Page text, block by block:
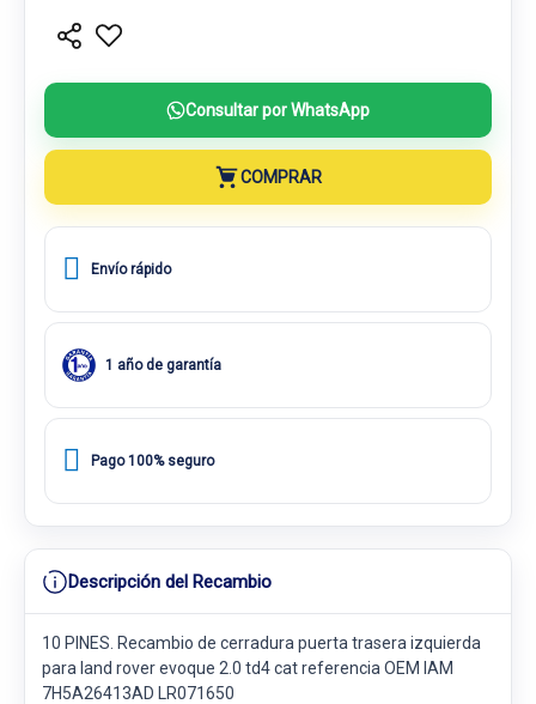
Consultar por WhatsApp
COMPRAR
Envío rápido
1 año de garantía
Pago 100% seguro
Descripción del Recambio
10 PINES. Recambio de cerradura puerta trasera izquierda
para land rover evoque 2.0 td4 cat referencia OEM IAM
7H5A26413AD LR071650